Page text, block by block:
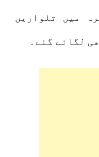
میں تلواریں
لگائے گئے۔